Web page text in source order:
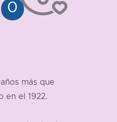
más que
en el 1922.